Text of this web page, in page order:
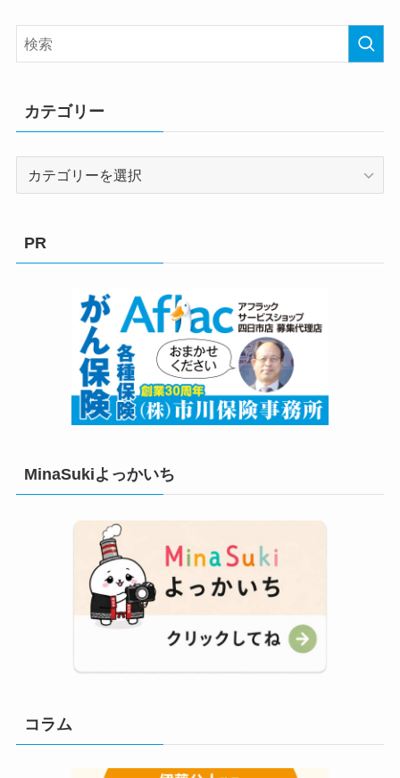
カテゴリー
PR
MinaSukiよっかいち
コラム